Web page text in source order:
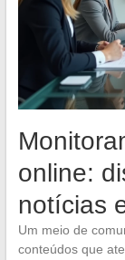
online:
notícias
Um meio de
conteúdos que